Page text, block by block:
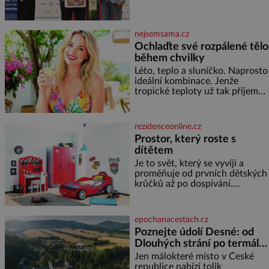
nejsemsama.cz
Ochlaďte své rozpálené tělo
během chvilky
Léto, teplo a sluníčko. Naprosto
ideální kombinace. Jenže
tropické teploty už tak příjemné
dyž se nám tropy zaryjí pod
kůži, hledáme úlevu v bazénu
nebo pomocí klimatizace. Jenže
ne vždycky můžeme být v jejich
blízkosti. Nemusíte však zoufat.
Pokud budete mít promyšlený
jídelníček, žadné pařáky si na
rezidenceonline.cz
Prostor, který roste s
dítětem
Je to svět, který se vyvíjí a
proměňuje od prvních dětských
krůčků až po dospívání.
soustředění i odpočinek a
reaguje na každou etapu života
a specifické potřeby dítěte. Pro
nejmenší je klíčová
jednoduchost, měkkost a
bezpečí, proto by pokoj
epochanacestach.cz
Poznejte údolí Desné: od
Dlouhých strání po termální
prameny
Jen málokteré místo v České
republice nabízí tolik